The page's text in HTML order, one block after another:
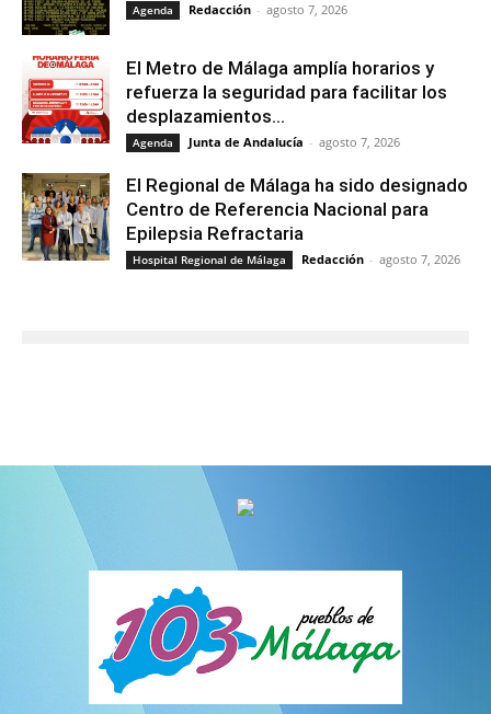
Agenda Redacción - agosto 7, 2026
El Metro de Málaga amplía horarios y
refuerza la seguridad para facilitar los
desplazamientos...
Agenda Junta de Andalucía - agosto 7, 2026
El Regional de Málaga ha sido designado
Centro de Referencia Nacional para
Epilepsia Refractaria
Hospital Regional de Málaga Redacción - agosto 7, 2026